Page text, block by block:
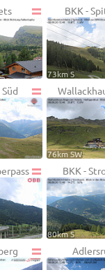
BKK -
73km S
76km SW
BKK -
80km S